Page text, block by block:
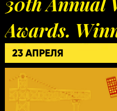
Awards.
23 АПРЕЛЯ